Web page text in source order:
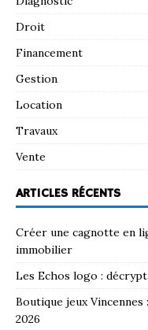
Droit
Financement
Gestion
Location
Travaux
Vente
ARTICLES RÉCENTS
Créer une cagnotte en
immobilier
Les Echos logo :
Boutique jeux
2026